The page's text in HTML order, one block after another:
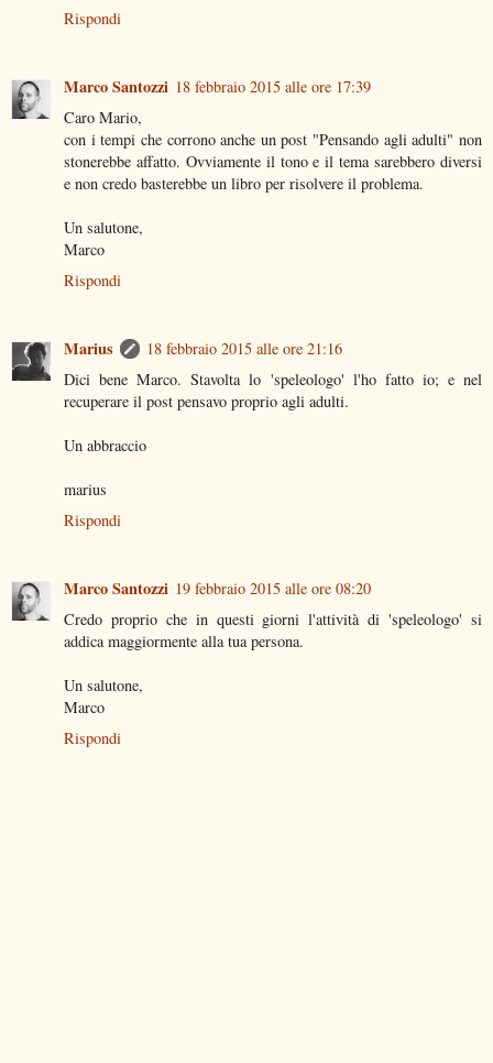
Rispondi
Marco Santozzi 18 febbraio 2015 alle ore 17:39
Caro Mario,
con i tempi che corrono anche un post "Pensando agli adulti" non
stonerebbe affatto. Ovviamente il tono e il tema sarebbero diversi
e non credo basterebbe un libro per risolvere il problema.
Un salutone,
Marco
Rispondi
Marius
18 febbraio 2015 alle ore 21:16
Dici bene Marco. Stavolta lo 'speleologo' l'ho fatto io; e nel
recuperare il post pensavo proprio agli adulti.
Un abbraccio
marius
Rispondi
Marco Santozzi 19 febbraio 2015 alle ore 08:20
Credo proprio che in questi giorni l'attività di 'speleologo' si
addica maggiormente alla tua persona.
Un salutone,
Marco
Rispondi